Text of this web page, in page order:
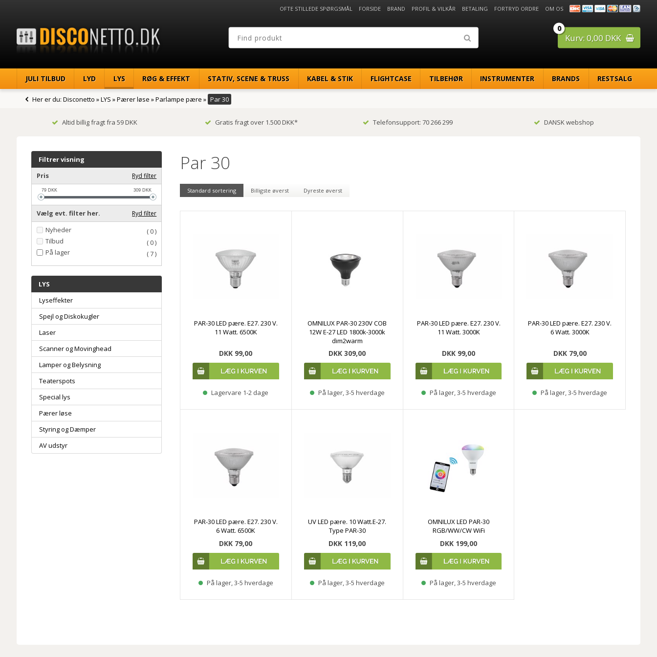
0
Kurv: 0,00 DKK
OFTE STILLEDE SPØRGSMÅL FORSIDE BRAND PROFIL & VILKÅR BETALING FORTRYD ORDRE OM OS
JULI TILBUD LYD LYS RØG & EFFEKT STATIV, SCENE & TRUSS KABEL & STIK FLIGHTCASE TILBEHØR INSTRUMENTER BRANDS RESTSALG
Her er du: Disconetto »LYS »Pærer løse »Parlampe pære » Par 30
Altid billig fragt fra 59 DKK Gratis fragt over 1.500 DKK* Telefonsupport: 70 266 299 DANSK webshop
Filtrer visning
Pris
Ryd filter
79DKK 309DKK
Vælg evt. filter her. Ryd filter
Nyheder
( 0 )
Tilbud
( 0 )
På lager
( 7 )
LYS
Lyseffekter
Spejl og Diskokugler
Laser
Scanner og Movinghead
Lamper og Belysning
Teaterspots
Special lys
Pærer løse
Styring og Dæmper
AV udstyr
Par 30
Standard sortering Billigste øverst Dyreste øverst
PAR-30 LED pære. E27. 230 V.
11 Watt. 6500K
DKK 99,00
Lagervare 1-2 dage
OMNILUX PAR-30 230V COB
12W E-27 LED 1800k-3000k
dim2warm
DKK 309,00
På lager, 3-5 hverdage
PAR-30 LED pære. E27. 230 V.
11 Watt. 3000K
DKK 99,00
På lager, 3-5 hverdage
PAR-30 LED pære. E27. 230 V.
6 Watt. 3000K
DKK 79,00
På lager, 3-5 hverdage
PAR-30 LED pære. E27. 230 V.
6 Watt. 6500K
DKK 79,00
På lager, 3-5 hverdage
UV LED pære. 10 Watt.E-27.
Type PAR-30
DKK 119,00
På lager, 3-5 hverdage
OMNILUX LED PAR-30
RGB/WW/CW WiFi
DKK 199,00
På lager, 3-5 hverdage